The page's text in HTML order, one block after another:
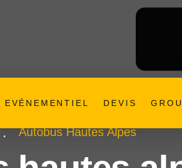
EVÉNEMENTIEL DEVIS
Autobus Hautes Alpes